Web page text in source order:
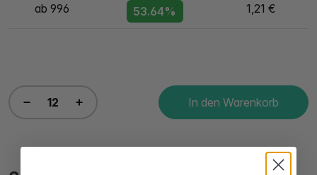
ab 996 53.64% 1,21 €
In den Warenkorb